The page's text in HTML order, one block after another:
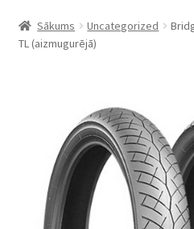
Kameras
Viss par riepām
Zīmoli
Sākums Uncategorized
TL (aizmugurējā)